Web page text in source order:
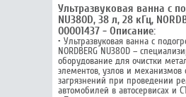
Ультразвуковая ванна с
NU380D, 38 л, 28 кГц,
00001437 - Описание:
• Ультразвуковая ванна с
NORDBERG NU380D –
оборудование для очистки
элементов, узлов и механизмов
загрязнений при проведении
автомобилей в автосервисах и